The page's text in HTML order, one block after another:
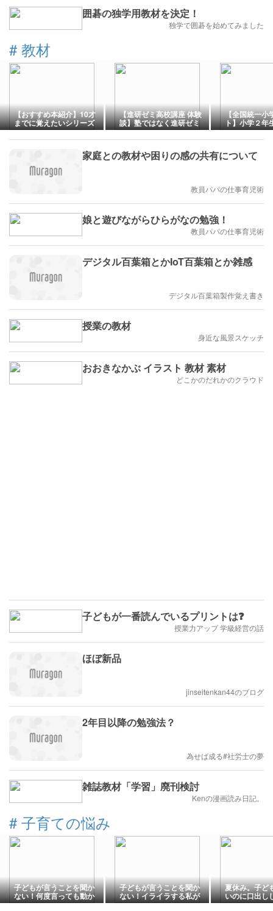
囲碁の独学用教材を決定！
独学で囲碁を始めてみました
# 教材
【おすすめ本紹介】10才
までに覚えたいシリーズ
【進研ゼミ高校講座 体験
談】塾ではなく進研ゼミ
を選んだ理由
【全国統一小
ト】小学２年
使用している
家庭との教材や困りの感の共有について
教員パパの仕事育児術
娘と遊びながらひらがなの勉強！
教員パパの仕事育児術
デジタル百葉箱とかIoT百葉箱とか雑感
デジタル百葉箱製作覚え書き
授業の教材
身近な風景スケッチ
おおきなかぶ イラスト 教材 素材
どこかのだれかのクラウド
子どもが一番読んでいるプリントは❓
授業力アップ 学級経営の話
ほぼ新品
jinseitenkan44のブログ
2年目以降の勉強法？
為せば成る#社労士の夢
雑誌教材「学習」廃刊検討
Kenの漫画読み日記。
# 子育ての悩み
子どもが言うことを聞か
ない！何度言っても動か
ない理由はこれだった。
子どもが言うことを聞か
ない！イライラする私が
気づいた「本当の理由」
夏休み。子ど
いのに口出し
ママへの奥に